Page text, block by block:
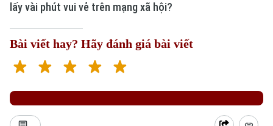
lấy vài phút vui vẻ trên mạng xã hội?
Bài viết hay? Hãy đánh giá bài viết